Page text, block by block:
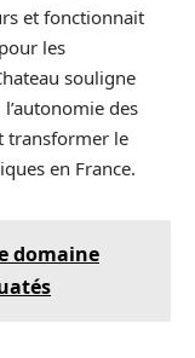
et fonctionnait
les
souligne
des
transformer le
en France.
domaine